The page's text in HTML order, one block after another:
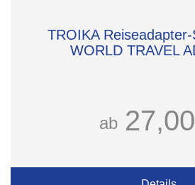
TROIKA
WORLD TRAVEL
ab